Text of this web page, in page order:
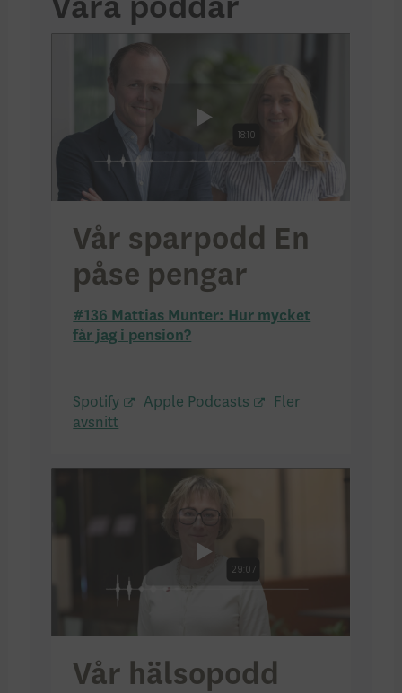
Våra poddar
Vår sparpodd En
påse pengar
#136 Mattias Munter: Hur mycket
får jag i pension?
Spotify Apple Podcasts
Fler
avsnitt
Vår hälsopodd